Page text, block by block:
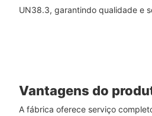
UN38.3, garantindo qualidade e
Vantagens do
A fábrica oferece serviço